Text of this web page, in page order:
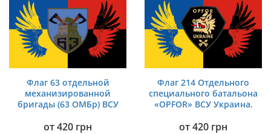
Флаг 63 отдельной
механизированной
бригады (63 ОМБр) ВСУ
от420 грн
Флаг 214 Отдельного
cпециального батальона
«OPFOR» ВСУ Украина.
от420 грн